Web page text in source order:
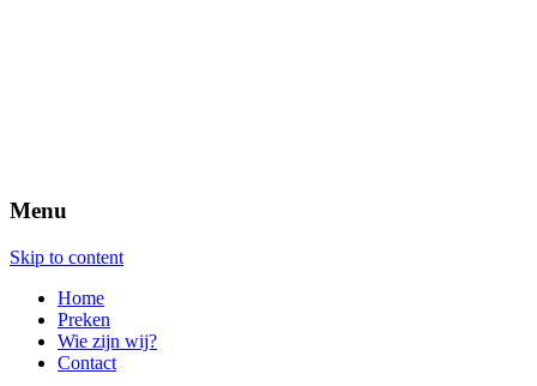
Menu
Skip to content
Home
Preken
Wie zijn wij?
Contact